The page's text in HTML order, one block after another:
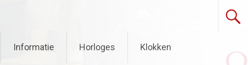
Informatie Horloges Klokken